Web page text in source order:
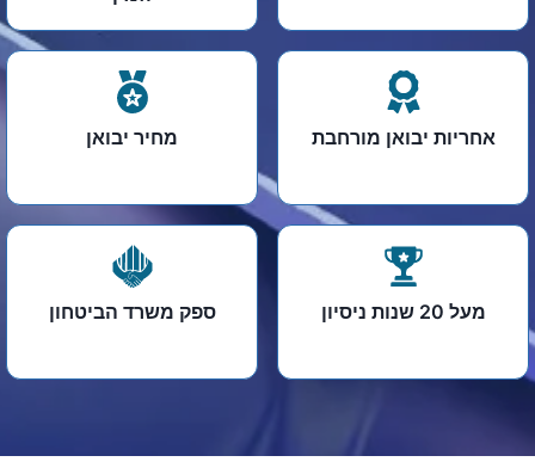
אחריות יבואן מורחבת מחיר יבואן
מעל 20 שנות ניסיון ספק משרד הביטחון​